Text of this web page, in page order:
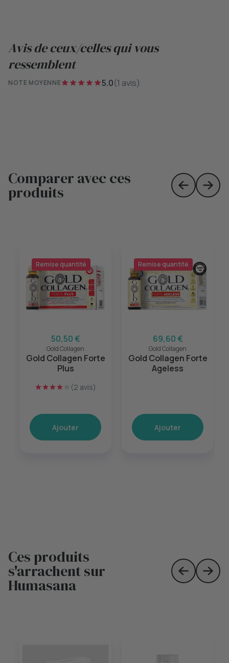
Avis de ceux/celles qui vous
ressemblent
NOTE MOYENNE 5.0(1 avis)
Comparer avec ces
produits Skip toSkip
Remise quantité
50,50 €
Gold Collagen
Gold Collagen Forte
Plus
(2 avis)
Ajouter
Remise quantité
69,60 €
Gold Collagen
Gold Collagen Forte
Ageless
Ajouter
Ces produits
s'arrachent sur
Humasana Skip toSkip